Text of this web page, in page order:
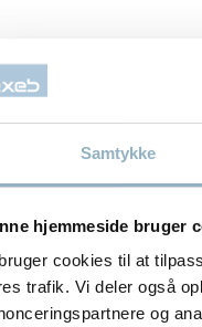
Samtykke
hjemmeside bruger
cookies til at
trafik. Vi deler også
og
har